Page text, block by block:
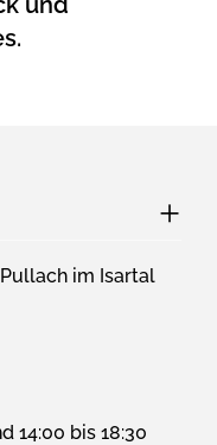
im Isartal
14:00 bis 18:30